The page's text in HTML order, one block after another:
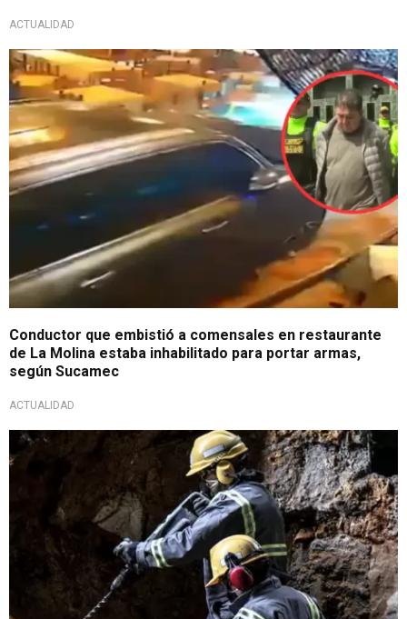
ACTUALIDAD
Pronunciamiento oficial
Conductor que embistió a comensales en restaurante
de La Molina estaba inhabilitado para portar armas,
según Sucamec
ACTUALIDAD
Gestión eficiente formalización